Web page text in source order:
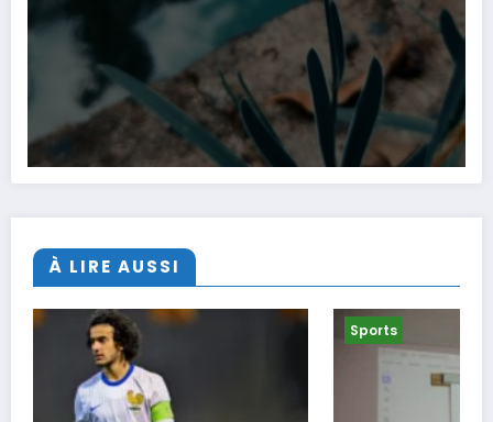
À LIRE AUSSI
Sports